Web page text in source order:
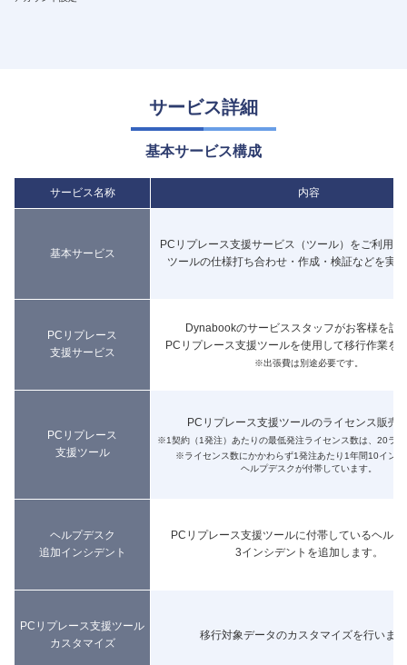
サービス詳細
基本サービス構成
サービス名称 内容
基本サービス
PCリプレース支援サービス（ツール）をご利用
ツールの仕様打ち合わせ・作成・検証などを実
PCリプレース
支援サービス
Dynabookのサービススタッフがお客様を訪
PCリプレース支援ツールを使用して移行作業を
※出張費は別途必要です。
PCリプレース
支援ツール
PCリプレース支援ツールのライセンス販売
※1契約（1発注）あたりの最低発注ライセンス数は、20ラ
※ライセンス数にかかわらず1発注あたり1年間10イン
ヘルプデスクが付帯しています。
ヘルプデスク
追加インシデント
PCリプレース支援ツールに付帯しているヘルプ
3インシデントを追加します。
PCリプレース支援ツール
カスタマイズ
移行対象データのカスタマイズを行いま